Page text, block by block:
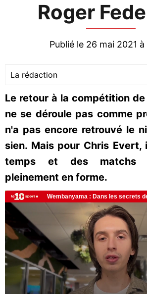
Roger
Publié le 26 mai 2021 à
La rédaction
Le retour à la compétition de
ne se déroule pas comme
n'a pas encore retrouvé le
sien. Mais pour Chris
temps et des matchs
pleinement en forme.